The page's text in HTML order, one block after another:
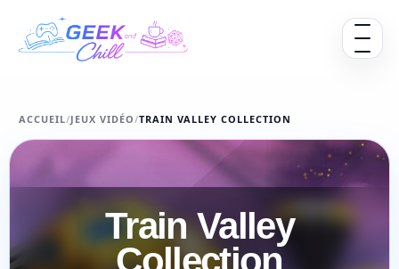
Ouvrir
ACCUEIL/JEUX VIDÉO/TRAIN VALLEY COLLECTION
Train Valley